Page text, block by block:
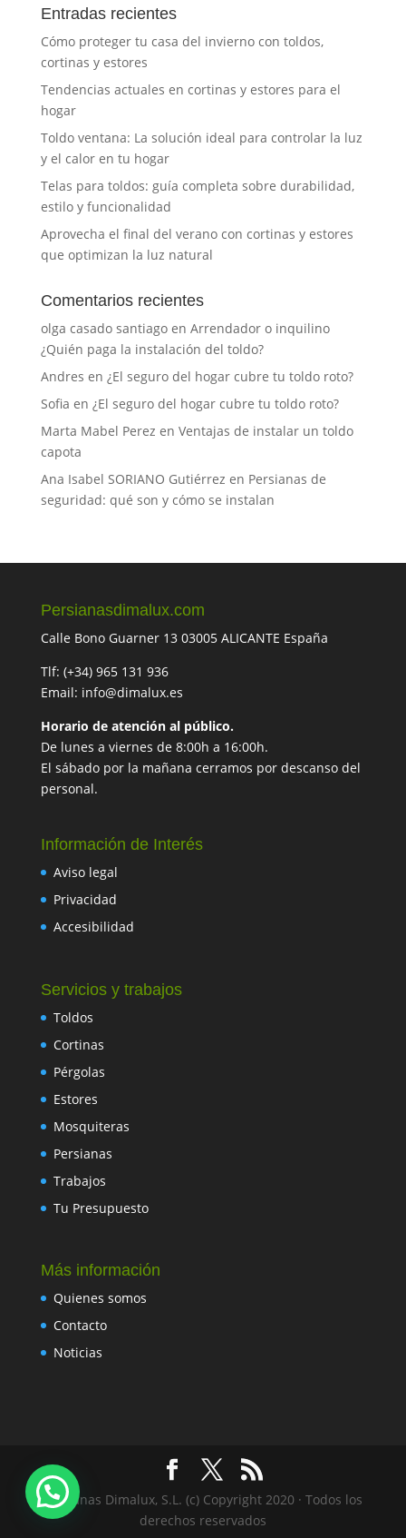
Entradas recientes
Cómo proteger tu casa del invierno con toldos,
cortinas y estores
Tendencias actuales en cortinas y estores para el
hogar
Toldo ventana: La solución ideal para controlar la luz
y el calor en tu hogar
Telas para toldos: guía completa sobre durabilidad,
estilo y funcionalidad
Aprovecha el final del verano con cortinas y estores
que optimizan la luz natural
Comentarios recientes
olga casado santiagoen Arrendador o inquilino
¿Quién paga la instalación del toldo?
Andres en ¿El seguro del hogar cubre tu toldo roto?
Sofia en ¿El seguro del hogar cubre tu toldo roto?
Marta Mabel Perez en Ventajas de instalar un toldo
capota
Ana Isabel SORIANO Gutiérrez en Persianas de
seguridad: qué son y cómo se instalan
Persianasdimalux.com
Calle Bono Guarner 13 03005 ALICANTE España
Tlf: (+34) 965 131 936
Email: info@dimalux.es
Horario de atención al público.
De lunes a viernes de 8:00h a 16:00h.
El sábado por la mañana cerramos por descanso del
personal.
Información de Interés
Aviso legal
Privacidad
Accesibilidad
Servicios y trabajos
Toldos
Cortinas
Pérgolas
Estores
Mosquiteras
Persianas
Trabajos
Tu Presupuesto
Más información
Quienes somos
Contacto
Noticias
Persianas Dimalux, S.L. (c) Copyright 2020 · Todos los
derechos reservados